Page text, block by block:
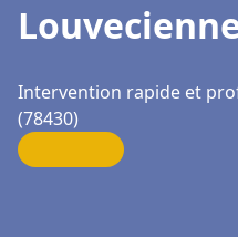
Intervention rapide et
(78430)